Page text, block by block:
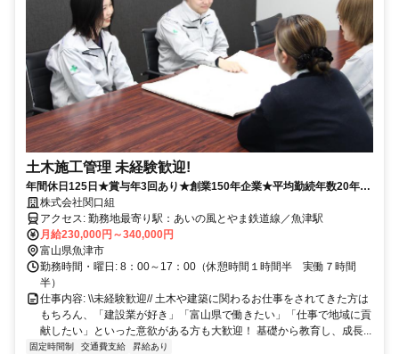
土木施工管理 未経験歓迎!
年間休日125日★賞与年3回あり★創業150年企業★平均勤続年数20年以
上 株式会社関口組
アクセス: 勤務地最寄り駅：あいの風とやま鉄道線／魚津駅
月給230,000円～340,000円
富山県魚津市
勤務時間・曜日: 8：00～17：00（休憩時間１時間半 実働７時間
半）
仕事内容: \\未経験歓迎// 土木や建築に関わるお仕事をされてきた方は
もちろん、「建設業が好き」「富山県で働きたい」「仕事で地域に貢
献したい」といった意欲がある方も大歓迎！ 基礎から教育し、成長...
固定時間制 交通費支給 昇給あり